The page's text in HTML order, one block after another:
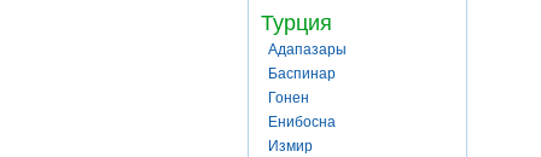
Турция
Адапазары
Баспинар
Гонен
Енибосна
Измир